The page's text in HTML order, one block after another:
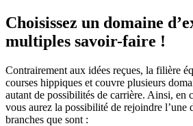
Choisissez un domaine
multiples savoir-faire !
Contrairement aux idées reçues, la filière
courses hippiques et couvre plusieurs
autant de possibilités de carrière. Ainsi, en
vous aurez la possibilité de rejoindre l’une
branches que sont :